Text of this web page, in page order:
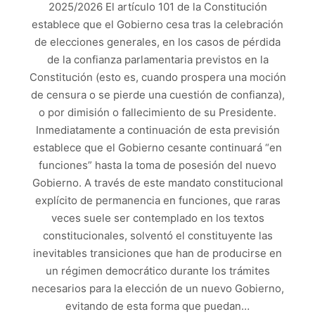
2025/2026 El artículo 101 de la Constitución
establece que el Gobierno cesa tras la celebración
de elecciones generales, en los casos de pérdida
de la confianza parlamentaria previstos en la
Constitución (esto es, cuando prospera una moción
de censura o se pierde una cuestión de confianza),
o por dimisión o fallecimiento de su Presidente.
Inmediatamente a continuación de esta previsión
establece que el Gobierno cesante continuará “en
funciones” hasta la toma de posesión del nuevo
Gobierno. A través de este mandato constitucional
explícito de permanencia en funciones, que raras
veces suele ser contemplado en los textos
constitucionales, solventó el constituyente las
inevitables transiciones que han de producirse en
un régimen democrático durante los trámites
necesarios para la elección de un nuevo Gobierno,
evitando de esta forma que puedan…